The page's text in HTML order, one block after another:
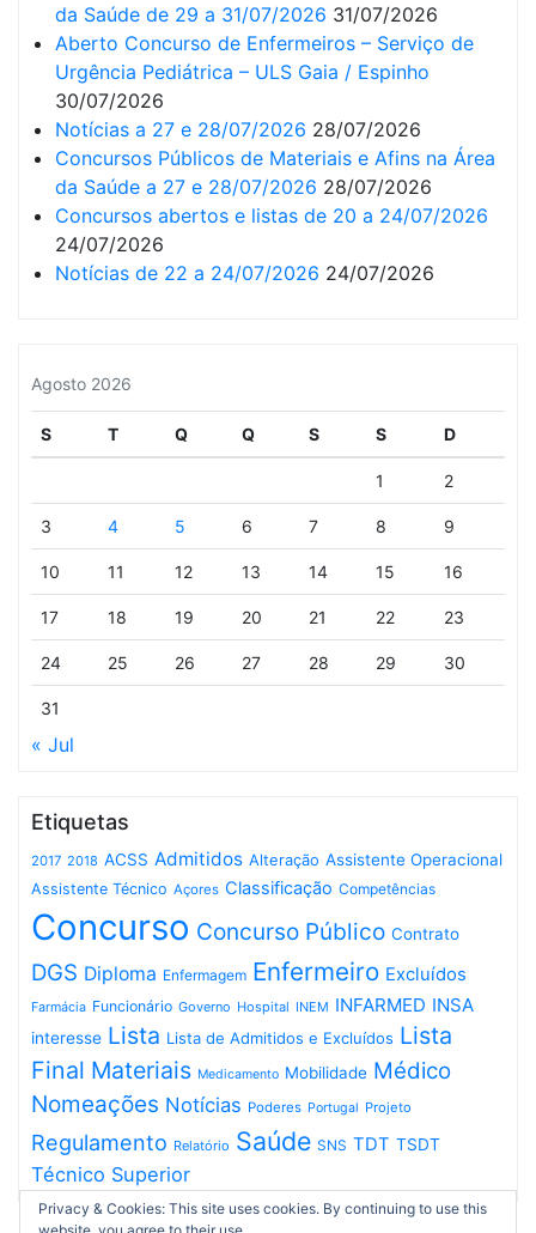
da Saúde de 29 a 31/07/2026 31/07/2026
Aberto Concurso de Enfermeiros – Serviço de
Urgência Pediátrica – ULS Gaia / Espinho
30/07/2026
Notícias a 27 e 28/07/2026 28/07/2026
Concursos Públicos de Materiais e Afins na Área
da Saúde a 27 e 28/07/2026 28/07/2026
Concursos abertos e listas de 20 a 24/07/2026
24/07/2026
Notícias de 22 a 24/07/2026 24/07/2026
Agosto 2026
S T Q Q S S D
1 2
3 4 5 6 7 8 9
10 11 12 13 14 15 16
17 18 19 20 21 22 23
24 25 26 27 28 29 30
31
« Jul
Etiquetas
2017 2018 ACSS Admitidos Alteração Assistente Operacional
Assistente Técnico Açores Classificação Competências
Concurso Concurso Público Contrato
DGS Diploma Enfermagem Enfermeiro Excluídos
Farmácia Funcionário Governo Hospital INEM INFARMED INSA
interesse Lista Lista de Admitidos e Excluídos Lista
Final Materiais Medicamento Mobilidade Médico
Nomeações Notícias Poderes Portugal Projeto
Regulamento Relatório Saúde SNS TDT TSDT
Técnico Superior
Privacy & Cookies: This site uses cookies. By continuing to use this